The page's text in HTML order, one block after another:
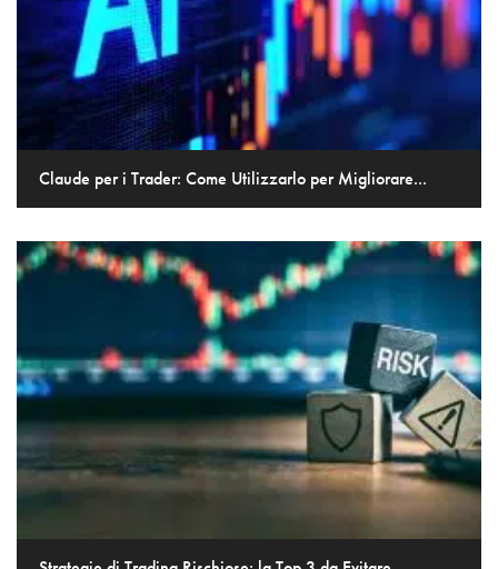
Claude per i Trader: Come Utilizzarlo per Migliorare...